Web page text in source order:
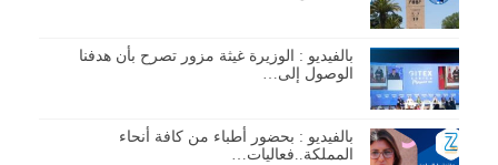
بالفيديو : الوزيرة غيثة مزور تصرح بأن هدفنا
الوصول إلى…
بالفيديو : بحضور أطباء من كافة أنحاء
المملكة..فعاليات…